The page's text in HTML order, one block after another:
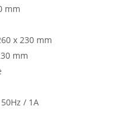
mm
x 230 mm
mm
/ 1A